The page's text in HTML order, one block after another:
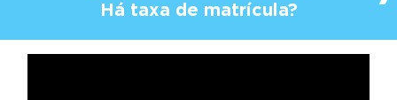
Há taxa de matrícula?